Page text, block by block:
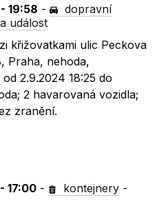
19:58 -
dopravní
událost
křižovatkami ulic Peckova
Praha, nehoda,
2.9.2024 18:25 do
2 havarovaná vozidla;
zranění.
17:00 - kontejnery -